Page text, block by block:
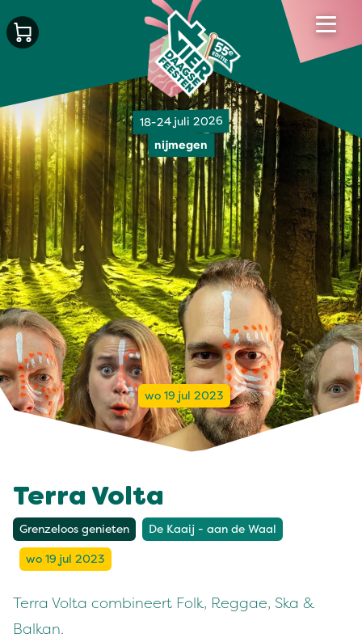
18-24 juli 2026
nijmegen
wo 19 jul 2023
Terra Volta
Grenzeloos genieten De Kaaij - aan de Waal
wo 19 jul 2023
Terra Volta combineert Folk, Reggae, Ska &
Balkan.